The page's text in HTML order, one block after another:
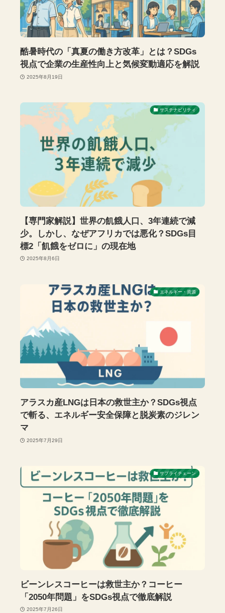
酷暑時代の「真夏の働き方改革」とは？SDGs
視点で企業の生産性向上と気候変動適応を解説
2025年8月19日
サステナビリティ
【専門家解説】世界の飢餓人口、3年連続で減
少。しかし、なぜアフリカでは悪化？SDGs目
標2「飢餓をゼロに」の現在地
2025年8月6日
エネルギー・資源
アラスカ産LNGは日本の救世主か？SDGs視点
で斬る、エネルギー安全保障と脱炭素のジレン
マ
2025年7月29日
サプライチェーン
ビーンレスコーヒーは救世主か？コーヒー
「2050年問題」をSDGs視点で徹底解説
2025年7月26日